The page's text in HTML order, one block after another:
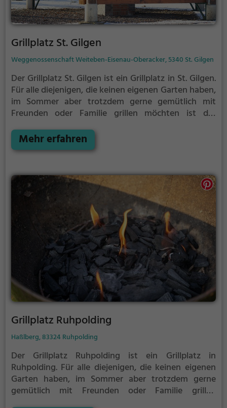
Grillplatz St. Gilgen
Weggenossenschaft Weiteben-Eisenau-Oberacker, 5340 St. Gilgen
Der Grillplatz St. Gilgen ist ein Grillplatz in St. Gilgen.
Für alle diejenigen, die keinen eigenen Garten haben,
im Sommer aber trotzdem gerne gemütlich mit
Freunden oder Familie grillen möchten ist der
Mehr erfahren
Grillplatz Ruhpolding
Haßlberg, 83324 Ruhpolding
Der Grillplatz Ruhpolding ist ein Grillplatz in
Ruhpolding. Für alle diejenigen, die keinen eigenen
Garten haben, im Sommer aber trotzdem gerne
gemütlich mit Freunden oder Familie grillen